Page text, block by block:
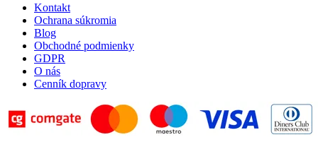
Kontakt
Ochrana súkromia
Blog
Obchodné podmienky
GDPR
O nás
Cenník dopravy